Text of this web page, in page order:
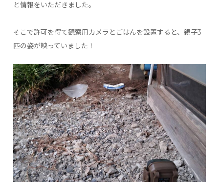
と情報をいただきました。
そこで許可を得て観察用カメラとごはんを設置すると、親子3
匹の姿が映っていました！